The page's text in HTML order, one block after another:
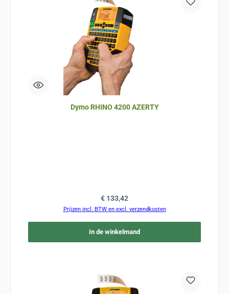
Dymo RHINO 4200 AZERTY
Normale prijs:
€ 133,42
Prijzen incl. BTW en excl. verzendkosten
In de winkelmand